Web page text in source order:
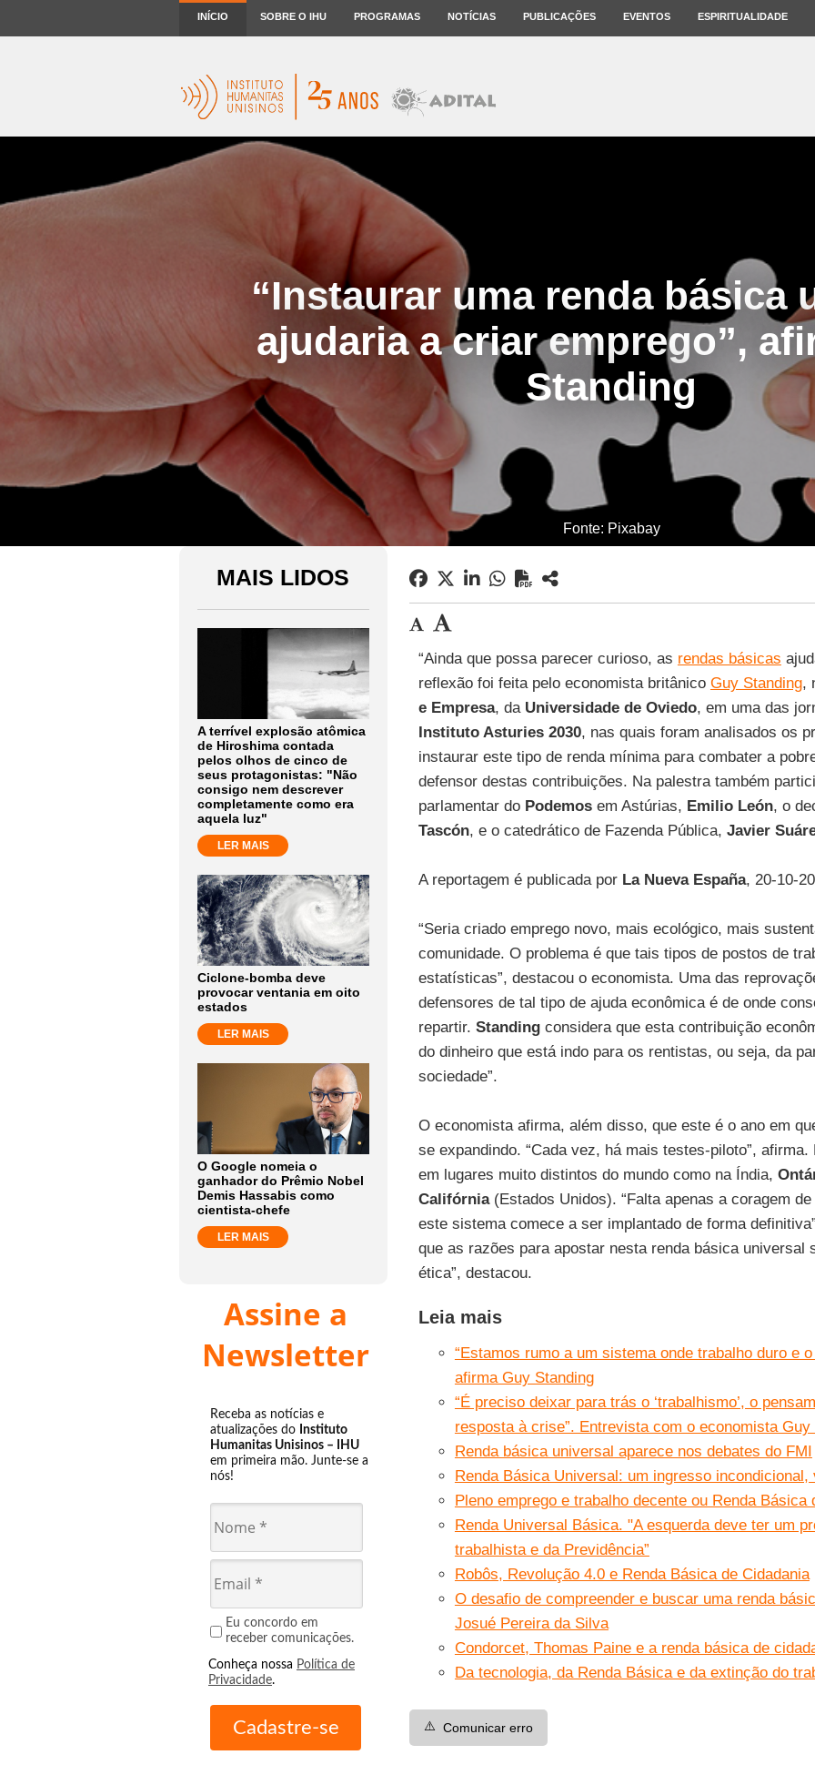
INÍCIO SOBRE O IHU PROGRAMAS NOTÍCIAS PUBLICAÇÕES EVENTOS ESPIRITUALIDADE
“Instaurar uma renda básica
ajudaria a criar emprego”,
Standing
Fonte: Pixabay
MAIS LIDOS
A terrível explosão atômica
de Hiroshima contada
pelos olhos de cinco de
seus protagonistas: "Não
consigo nem descrever
completamente como era
aquela luz"
LER MAIS
Ciclone-bomba deve
provocar ventania em oito
estados
LER MAIS
O Google nomeia o
ganhador do Prêmio Nobel
Demis Hassabis como
cientista-chefe
LER MAIS
Assine a
Newsletter
Receba as notícias e
atualizações do Instituto
Humanitas Unisinos – IHU
em primeira mão. Junte-se a
nós!
Eu concordo em
receber comunicações.
Conheça nossa Política de
Privacidade.
“Ainda que possa parecer curioso, as rendas básicas
reflexão foi feita pelo economista britânico Guy Standing,
e Empresa, da Universidade de Oviedo, em uma das
Instituto Asturies 2030, nas quais foram analisados os
instaurar este tipo de renda mínima para combater a
defensor destas contribuições. Na palestra também
parlamentar do Podemosem Astúrias, Emilio León, o
Tascón, e o catedrático de Fazenda Pública, Javier
A reportagem é publicada por La Nueva España, 20-10-
“Seria criado emprego novo, mais ecológico, mais
comunidade. O problema é que tais tipos de postos de
estatísticas”, destacou o economista. Uma das
defensores de tal tipo de ajuda econômica é de onde
repartir. Standingconsidera que esta contribuição
do dinheiro que está indo para os rentistas, ou seja, da
sociedade”.
O economista afirma, além disso, que este é o ano em
se expandindo. “Cada vez, há mais testes-piloto”,
em lugares muito distintos do mundo como na Índia,
Califórnia(Estados Unidos). “Falta apenas a coragem
este sistema comece a ser implantado de forma
que as razões para apostar nesta renda básica universal
ética”, destacou.
Leia mais
“Estamos rumo a um sistema onde trabalho duro e
afirma Guy Standing
“É preciso deixar para trás o ‘trabalhismo’, o
resposta à crise”. Entrevista com o economista Guy
Renda básica universal aparece nos debates do FMI
Renda Básica Universal: um ingresso
Pleno emprego e trabalho decente ou Renda Básica
Renda Universal Básica. "A esquerda deve ter um
trabalhista e da Previdência”
Robôs, Revolução 4.0 e Renda Básica de Cidadania
O desafio de compreender e buscar uma renda
Josué Pereira da Silva
Condorcet, Thomas Paine e a renda básica de
Da tecnologia, da Renda Básica e da extinção do
⚠️ Comunicar erro